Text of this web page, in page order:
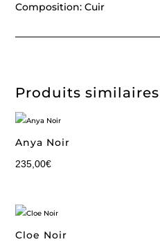
Composition: Cuir
Produits similaires
Anya Noir
235,00€
Cloe Noir